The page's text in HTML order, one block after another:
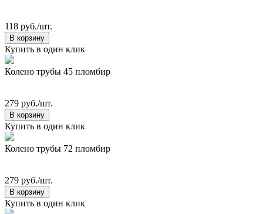
118 руб./шт.
В корзину
Купить в один клик
Колено трубы 45 пломбир
279 руб./шт.
В корзину
Купить в один клик
Колено трубы 72 пломбир
279 руб./шт.
В корзину
Купить в один клик